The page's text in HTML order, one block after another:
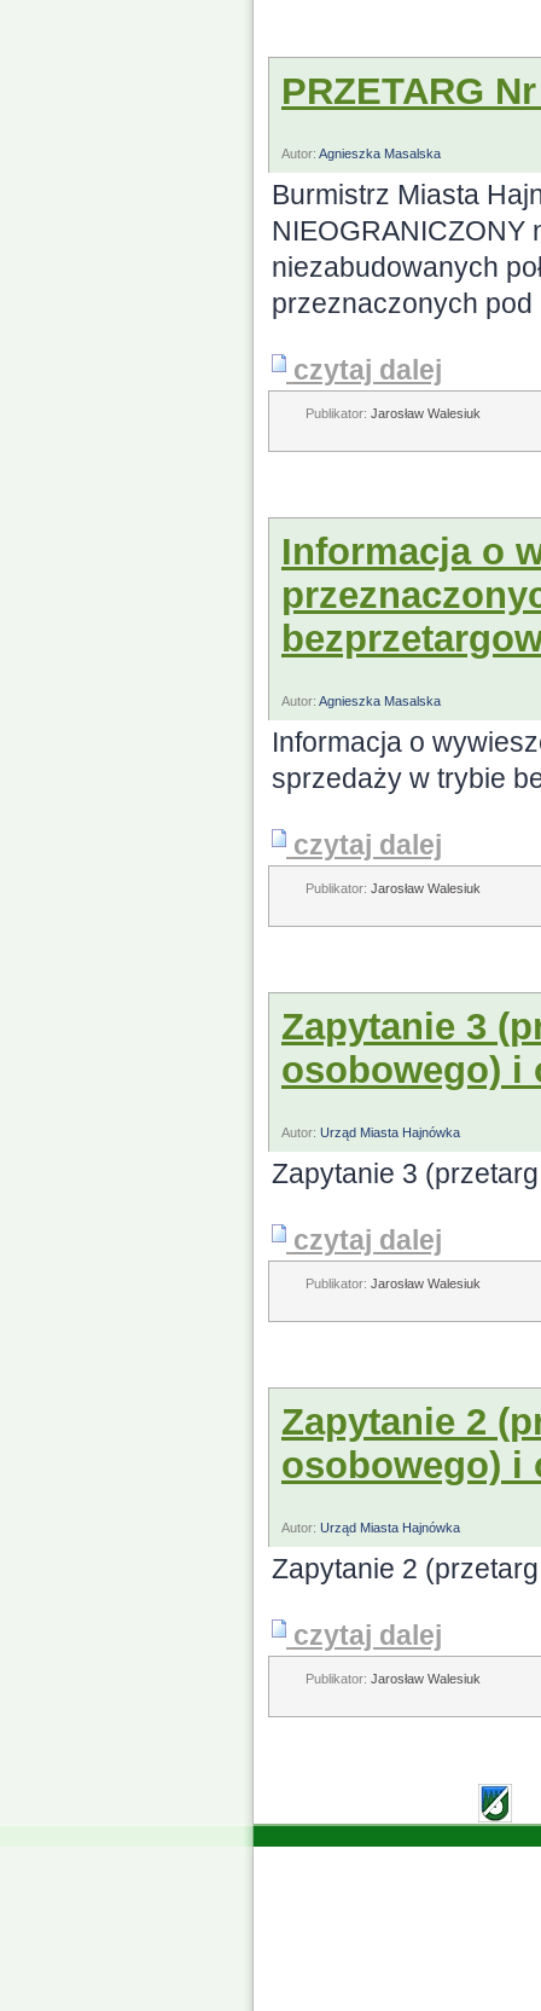
PRZETARG
Autor: Agnieszka Masalska
Burmistrz Miasta
NIEOGRANICZONY
niezabudowanych
przeznaczonych
czytaj dalej
Publikator: Jarosław Walesiuk
Informacja o
Autor: Agnieszka Masalska
Informacja o
sprzedaży w trybie
czytaj dalej
Publikator: Jarosław Walesiuk
Zapytanie 3
osobowego) i
Autor: Urząd Miasta Hajnówka
Zapytanie 3
czytaj dalej
Publikator: Jarosław Walesiuk
Zapytanie 2
osobowego) i
Autor: Urząd Miasta Hajnówka
Zapytanie 2
czytaj dalej
Publikator: Jarosław Walesiuk